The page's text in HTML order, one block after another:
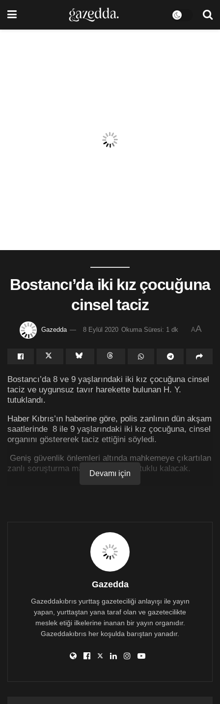
Bostancı’da iki kız çocuğuna
cinsel taciz
Gazedda 8 Eylül 2020 Okuma Süresi: 1 dk AA
Bostancı’da 8 ve 9 yaşlarındaki iki kız çocuğuna cinsel
taciz ve uygunsuz tavır harekette bulunan H. Y.
tutuklandı.
Haber Kıbrıs’ın haberine göre, polis zanlının dün akşam
saatlerinde 8 ile 9 yaşlarındaki iki kız çocuğuna, cinsel
organını göstererek taciz ettiğini söyledi.
Geniş güvenlik önlemleri altında mahkemeye çıkartılan
zanlı soruşturma maksatlı üç gün tutuklu kalacak.
Devamı için
Gazedda
Gazeddakıbrıs yurttaş gazeteciliği anlayışı ile yayın
yapan, yurttaştan yana taraf olan ve gazetecilikte
meslek etiği ilkelerine inanan bir yayın organıdır.
Gazeddakıbrıs her koşulda barıştan yanadır.